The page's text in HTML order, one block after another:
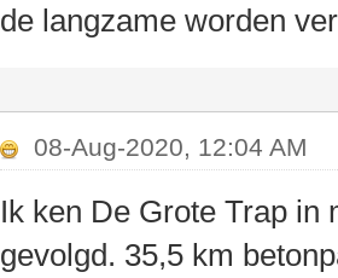
de langzame worden
08-Aug-2020, 12:04 AM
Ik ken De Grote Trap in
gevolgd. 35,5 km